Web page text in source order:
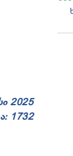
2025
1732